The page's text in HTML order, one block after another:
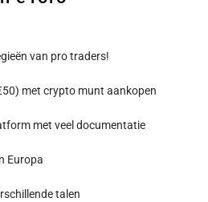
van pro traders!
met crypto munt aankopen
met veel documentatie
Europa
talen